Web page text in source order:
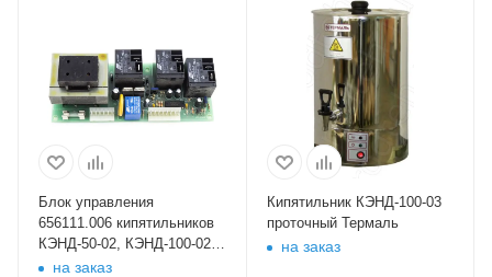
Блок управления
656111.006 кипятильников
КЭНД-50-02, КЭНД-100-02
Термаль
на заказ
Кипятильник КЭНД-100-03
проточный Термаль
на заказ